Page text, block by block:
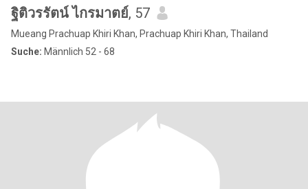
ฐิติวรรัตน์ ไกรมาตย์, 57
Mueang Prachuap Khiri Khan, Prachuap Khiri Khan, Thailand
Suche: Männlich 52 - 68